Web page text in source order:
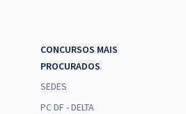
do Rio Grande do Norte -
CONCURSOS MAIS
PROCURADOS
SEDES
PC DF - DELTA